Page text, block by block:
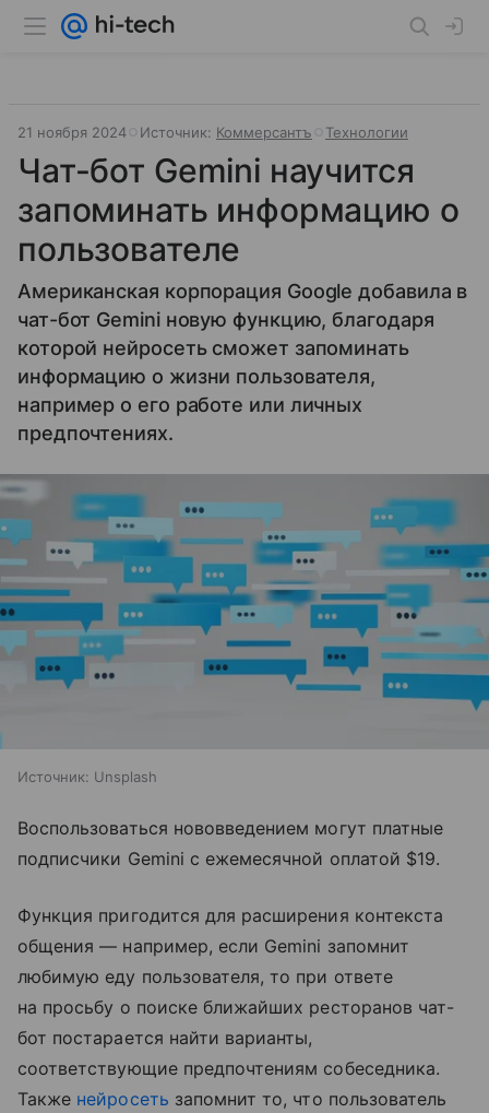
21 ноября 2024 Источник: Коммерсантъ Технологии
Чат-бот Gemini научится
запоминать информацию о
пользователе
Американская корпорация Google добавила в
чат-бот Gemini новую функцию, благодаря
которой нейросеть сможет запоминать
информацию о жизни пользователя,
например о его работе или личных
предпочтениях.
Источник: Unsplash
Воспользоваться нововведением могут платные
подписчики Gemini с ежемесячной оплатой $19.
Функция пригодится для расширения контекста
общения — например, если Gemini запомнит
любимую еду пользователя, то при ответе
на просьбу о поиске ближайших ресторанов чат-
бот постарается найти варианты,
соответствующие предпочтениям собеседника.
Также нейросеть запомнит то, что пользователь